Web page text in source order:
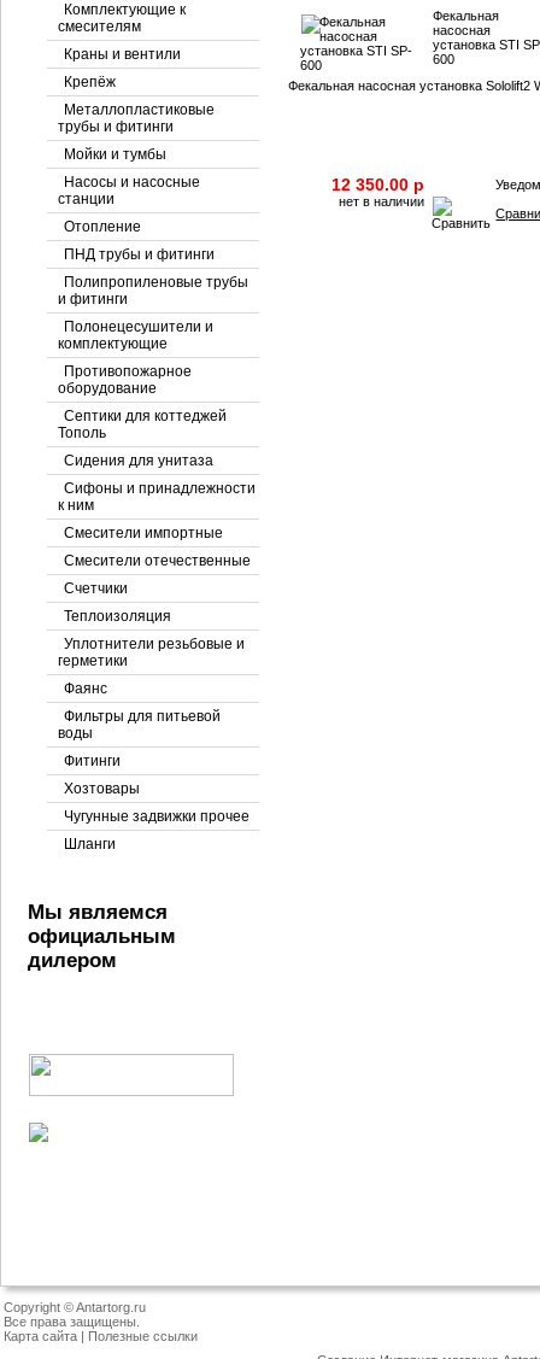
Комплектующие к
смесителям
Краны и вентили
Крепёж
Металлопластиковые
трубы и фитинги
Мойки и тумбы
Насосы и насосные
станции
Отопление
ПНД трубы и фитинги
Полипропиленовые трубы
и фитинги
Полонецесушители и
комплектующие
Противопожарное
оборудование
Септики для коттеджей
Тополь
Сидения для унитаза
Сифоны и принадлежности
к ним
Смесители импортные
Смесители отечественные
Счетчики
Теплоизоляция
Уплотнители резьбовые и
герметики
Фаянс
Фильтры для питьевой
воды
Фитинги
Хозтовары
Чугунные задвижки прочее
Шланги
Мы являемся
официальным
дилером
Фекальная
насосная
установка STI
600
Фекальная насосная установка Sololift2
12 350.00 p
нет в наличии
Copyright © Antartorg.ru
Все права защищены.
Карта сайта | Полезные ссылки